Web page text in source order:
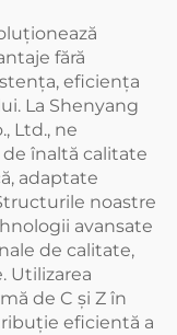
fără
eficiența
La Shenyang
Ltd., ne
înaltă calitate
adaptate
noastre
avansate
de calitate,
Utilizarea
de C și Z în
eficientă a